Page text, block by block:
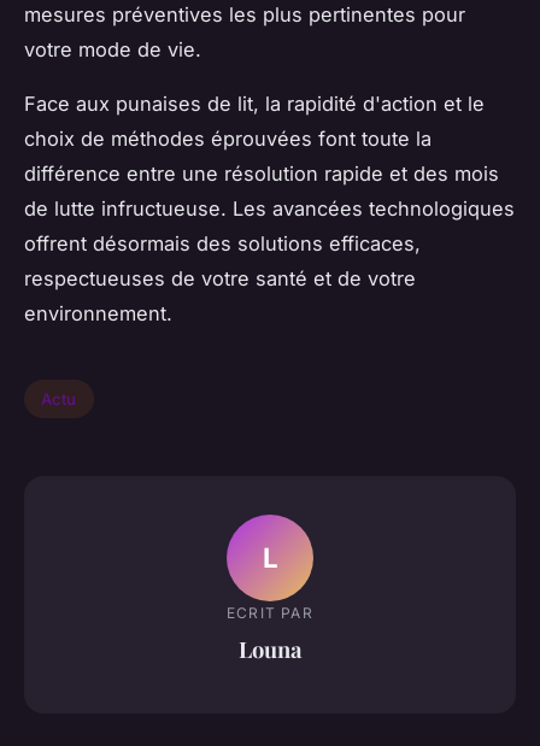
mesures préventives les plus pertinentes pour
votre mode de vie.
Face aux punaises de lit, la rapidité d'action et le
choix de méthodes éprouvées font toute la
différence entre une résolution rapide et des mois
de lutte infructueuse. Les avancées technologiques
offrent désormais des solutions efficaces,
respectueuses de votre santé et de votre
environnement.
Actu
L
ECRIT PAR
Louna